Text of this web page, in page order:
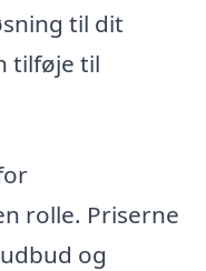
til dit
tilføje til
rolle. Priserne
og